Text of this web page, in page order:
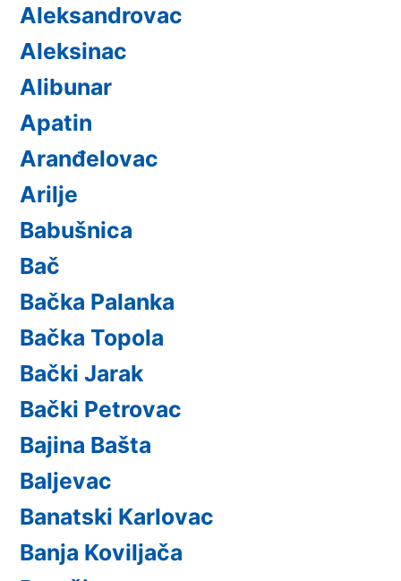
Aleksandrovac
Aleksinac
Alibunar
Apatin
Aranđelovac
Arilje
Babušnica
Bač
Bačka Palanka
Bačka Topola
Bački Jarak
Bački Petrovac
Bajina Bašta
Baljevac
Banatski Karlovac
Banja Koviljača